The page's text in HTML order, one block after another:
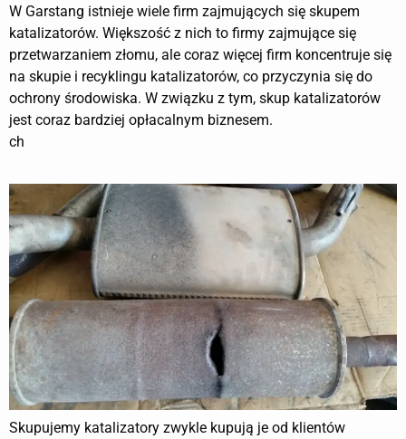
W Garstang istnieje wiele firm zajmujących się skupem
katalizatorów. Większość z nich to firmy zajmujące się
przetwarzaniem złomu, ale coraz więcej firm koncentruje się
na skupie i recyklingu katalizatorów, co przyczynia się do
ochrony środowiska. W związku z tym, skup katalizatorów
jest coraz bardziej opłacalnym biznesem.
ch
Skupujemy katalizatory zwykle kupują je od klientów